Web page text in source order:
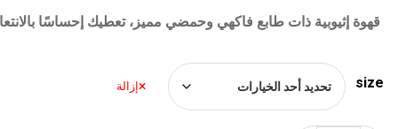
قهوة إثيوبية ذات طابع فاكهي وحمضي مميز، تعطيك إحساسًا
size إزالة